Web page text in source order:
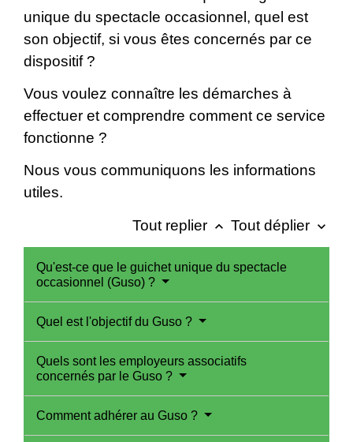
unique du spectacle occasionnel, quel est
son objectif, si vous êtes concernés par ce
dispositif ?
Vous voulez connaître les démarches à
effectuer et comprendre comment ce service
fonctionne ?
Nous vous communiquons les informations
utiles.
Tout replier keyboard_arrow_up Tout déplier keyboard_arrow_down
Qu'est-ce que le guichet unique du spectacle
occasionnel (Guso) ?
Quel est l'objectif du Guso ?
Quels sont les employeurs associatifs
concernés par le Guso ?
Comment adhérer au Guso ?